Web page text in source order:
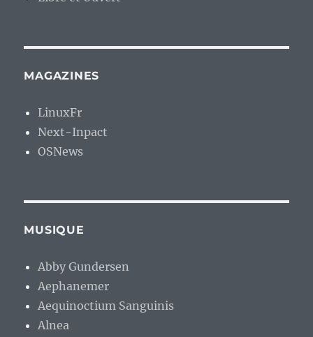
MAGAZINES
LinuxFr
Next-Inpact
OSNews
MUSIQUE
Abby Gundersen
Aephanemer
Aequinoctium Sanguinis
Alnea